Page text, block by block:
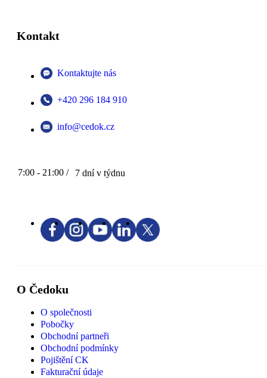
Kontakt
Kontaktujte nás
+420 296 184 910
info@cedok.cz
7:00 - 21:00 / 7 dní v týdnu
O Čedoku
O společnosti
Pobočky
Obchodní partneři
Obchodní podmínky
Pojištění CK
Fakturační údaje